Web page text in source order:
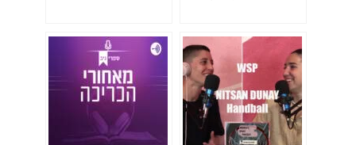
מיכאלי Lali Michaeli.